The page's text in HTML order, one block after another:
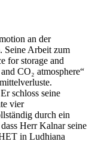
an der
Seine Arbeit zum
for storage and
CO₂ atmosphere“
schloss seine
vier
durch ein
Herr Kalnar seine
in Ludhiana